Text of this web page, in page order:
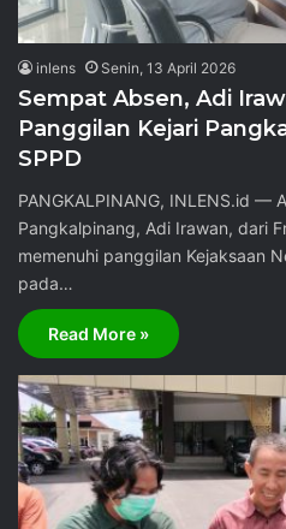
inlens Senin, 13 April 2026
Sempat Absen, Adi
Panggilan Kejari
SPPD
PANGKALPINANG, INLENS.id —
Pangkalpinang, Adi Irawan, dari
memenuhi panggilan Kejaksaan
pada…
Read More »